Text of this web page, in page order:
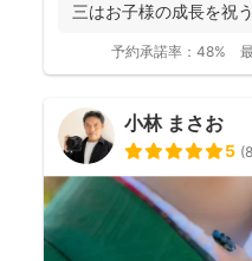
三はお子様の成長を祝
予約承諾率： 48%
小林 まさお
5 (